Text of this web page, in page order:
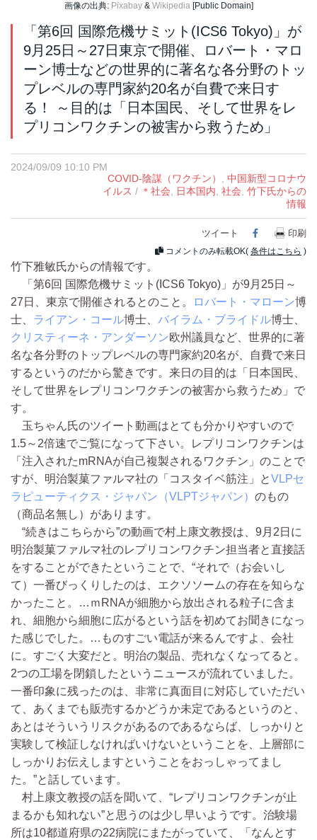
画像の出典: Pixabay& Wikipedia[Public Domain]
「第6回 国際危機サミット(ICS6 Tokyo)」が
9月25日～27日東京で開催、ロバート・マロ
ーン博士などの世界的に著名な各分野のトッ
プレベルの専門家約20名が自費で来日す
る！ ～目的は「日本国民、そして世界をレ
プリコンワクチンの被害から救うため」
2024/09/09 10:10 PM
COVID-陰謀（ワクチン） , 中国新型コロナウ
イルス / ＊社会, 日本国内, 社会, 竹下氏からの
情報
ツイート Facebook
印刷
コメントのみ転載OK( 条件はこちら )
竹下雅敏氏からの情報です。
「第6回 国際危機サミット(ICS6 Tokyo)」が9月25日～
27日、東京で開催されるとのこと。
ロバート・マローン博
士、 ライアン・コール博士、 バイラム・ブライドル博士、
クリスティーネ・アンダーソン欧州議員など、世界的に著
名な各分野のトップレベルの専門家約20名が、自費で来日
するというのだから驚きです。来日の目的は「日本国民、
そして世界をレプリコンワクチンの被害から救うため」で
す。
玉ちゃん氏のツイート動画はとても分かりやすいので
1.5～2倍速でご覧になって下さい。レプリコンワクチンは
「注入されたmRNAが自己複製されるワクチン」のことで
すが、明治製菓ファルマ社の「コスタイベ筋注」とVLPセ
ラピューティクス・ジャパン（VLPTジャパン） のもの
（商品名無し）があります。
“続きはこちらから”の動画で村上康文教授は、9月2日に
明治製菓ファルマ社のレプリコンワクチン担当者と直接話
をすることができたということで、“それで（お会いし
て）一番びっくりしたのは、エクソソームの存在を知らな
かったこと。…ｍRNAが細胞から放出される粒子に含ま
れ、細胞から細胞に広がるという話を初めてお聞きになっ
た感じでした。…ものすごい電話が来るんですよ、会社
に。すごく大変だと。明治の製品、売れなくなってると。
2つの工場を閉鎖したというニュースが流れていました。
一番印象に残ったのは、非常に真面目に対応していただい
て、あくまでも販売するかどうか未定であるというのと、
あとはそういうリスクがあるのであるならば、しっかりと
実験して検証しなければいけないということを、上層部に
しっかりお伝えしますということをおっしゃってまし
た。”と話しています。
村上康文教授の話を聞いて、“レプリコンワクチンが止
まるかも知れない”と思うのは少し早いようです。治験場
所は10都道府県の22病院にまたがっていて、「なんとす